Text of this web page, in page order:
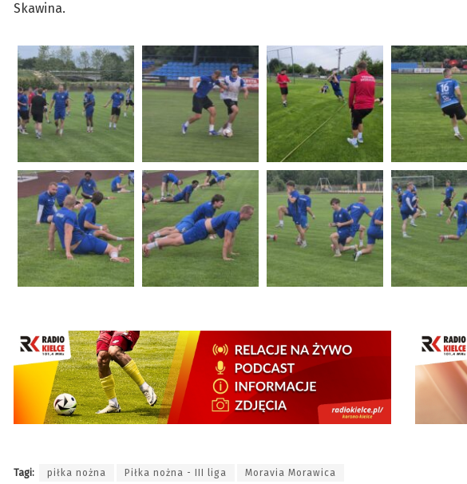
Skawina.
Tagi: piłka nożna Piłka nożna - III liga Moravia Morawica